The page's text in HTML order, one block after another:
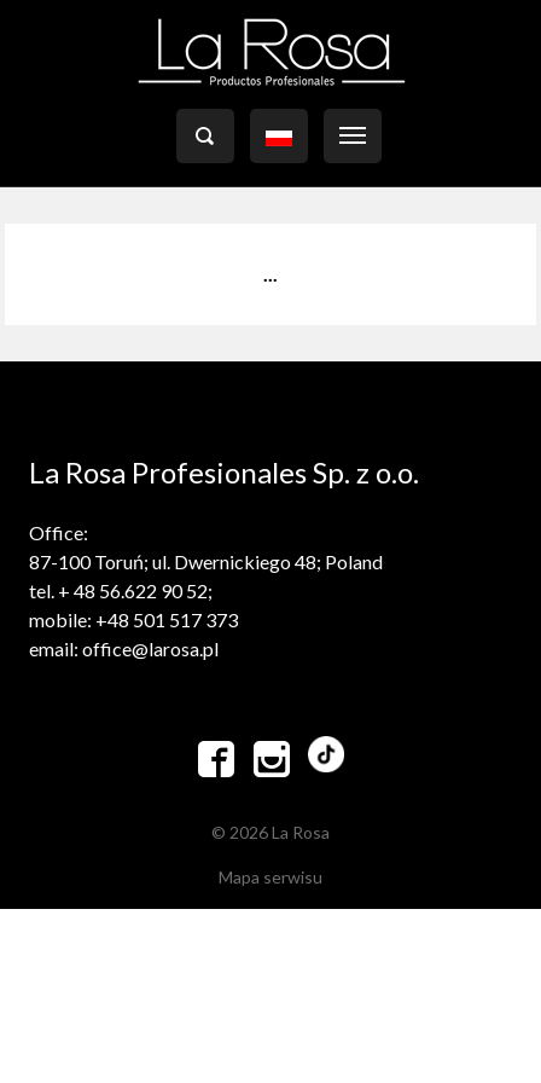

...
La Rosa Profesionales Sp. z o.o.
Office:
87-100 Toruń; ul. Dwernickiego 48; Poland
tel. + 48 56.622 90 52;
mobile: +48 501 517 373
email: office@larosa.pl
 
© 2026 La Rosa
Mapa serwisu